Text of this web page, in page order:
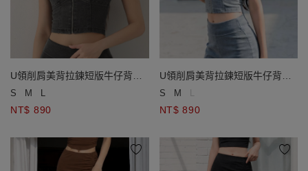
U領削肩美背拉鍊短版牛仔背心
(附胸墊)
S M L
NT$ 890
U領削肩美背拉鍊短版牛仔背心
(附胸墊)
S M L
NT$ 890